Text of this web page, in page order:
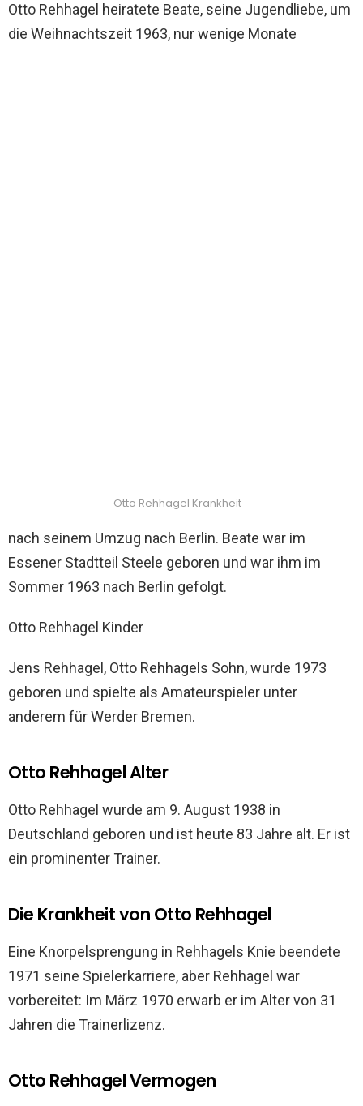
Otto Rehhagel heiratete Beate, seine Jugendliebe, um
die Weihnachtszeit 1963, nur wenige Monate
Otto Rehhagel Krankheit
nach seinem Umzug nach Berlin. Beate war im
Essener Stadtteil Steele geboren und war ihm im
Sommer 1963 nach Berlin gefolgt.
Otto Rehhagel Kinder
Jens Rehhagel, Otto Rehhagels Sohn, wurde 1973
geboren und spielte als Amateurspieler unter
anderem für Werder Bremen.
Otto Rehhagel Alter
Otto Rehhagel wurde am 9. August 1938 in
Deutschland geboren und ist heute 83 Jahre alt. Er ist
ein prominenter Trainer.
Die Krankheit von Otto Rehhagel
Eine Knorpelsprengung in Rehhagels Knie beendete
1971 seine Spielerkarriere, aber Rehhagel war
vorbereitet: Im März 1970 erwarb er im Alter von 31
Jahren die Trainerlizenz.
Otto Rehhagel Vermogen